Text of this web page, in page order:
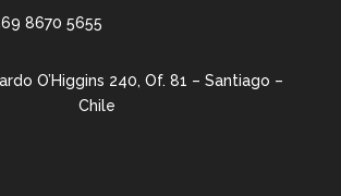
8670 5655
O’Higgins 240, Of. 81 – Santiago –
Chile